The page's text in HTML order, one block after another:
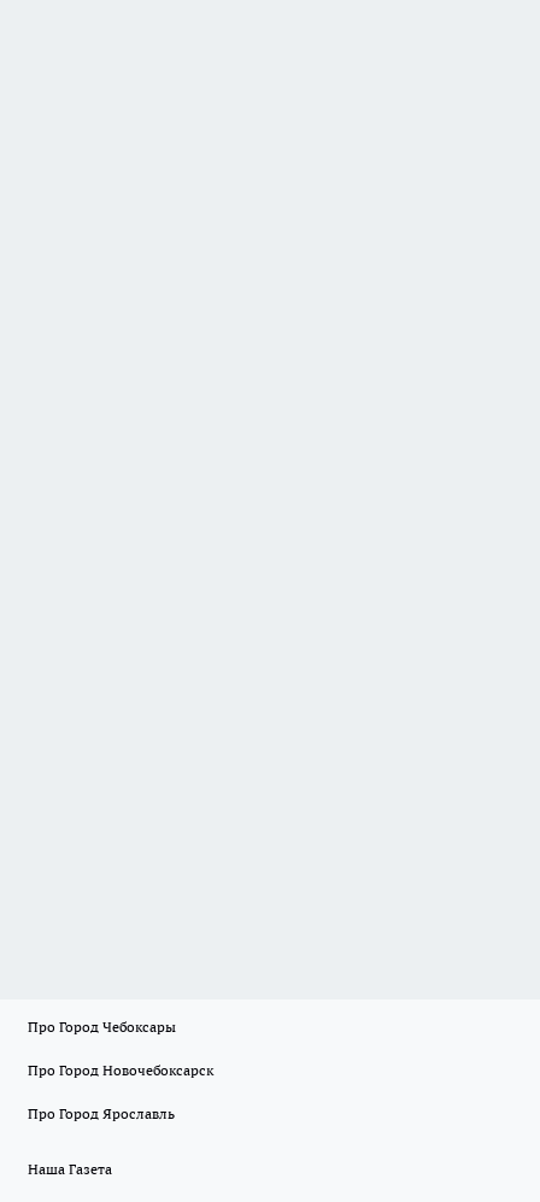
Про Город Чебоксары
Про Город Новочебоксарск
Про Город Ярославль
Наша Газета